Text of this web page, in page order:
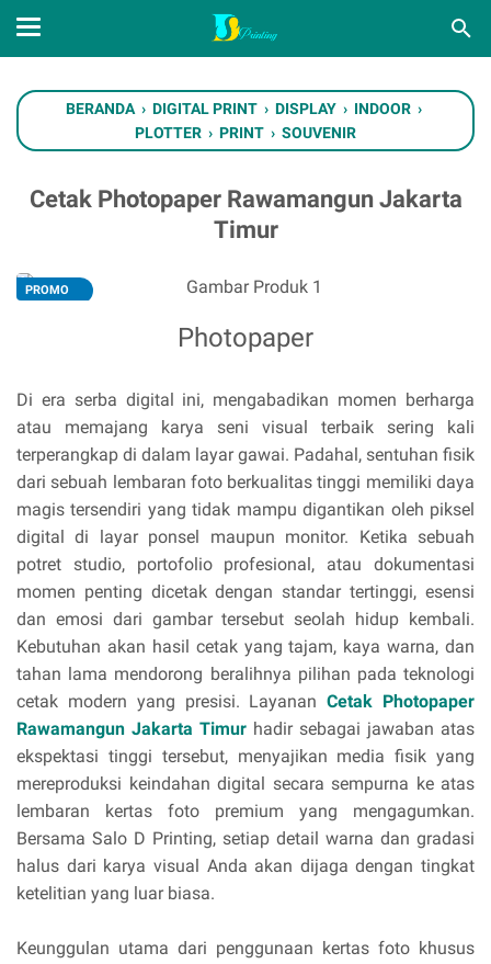
BERANDA › DIGITAL PRINT › DISPLAY › INDOOR ›
PLOTTER › PRINT › SOUVENIR
Cetak Photopaper Rawamangun Jakarta
Timur
PROMO
Photopaper
Di era serba digital ini, mengabadikan momen berharga
atau memajang karya seni visual terbaik sering kali
terperangkap di dalam layar gawai. Padahal, sentuhan fisik
dari sebuah lembaran foto berkualitas tinggi memiliki daya
magis tersendiri yang tidak mampu digantikan oleh piksel
digital di layar ponsel maupun monitor. Ketika sebuah
potret studio, portofolio profesional, atau dokumentasi
momen penting dicetak dengan standar tertinggi, esensi
dan emosi dari gambar tersebut seolah hidup kembali.
Kebutuhan akan hasil cetak yang tajam, kaya warna, dan
tahan lama mendorong beralihnya pilihan pada teknologi
cetak modern yang presisi. LayananCetak Photopaper
Rawamangun Jakarta Timur hadir sebagai jawaban atas
ekspektasi tinggi tersebut, menyajikan media fisik yang
mereproduksi keindahan digital secara sempurna ke atas
lembaran kertas foto premium yang mengagumkan.
Bersama Salo D Printing, setiap detail warna dan gradasi
halus dari karya visual Anda akan dijaga dengan tingkat
ketelitian yang luar biasa.
Keunggulan utama dari penggunaan kertas foto khusus